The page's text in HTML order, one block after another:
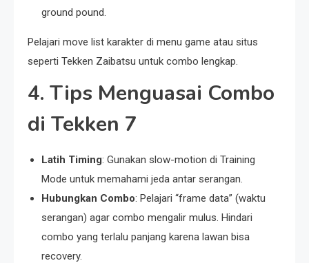
ground pound.
Pelajari move list karakter di menu game atau situs
seperti Tekken Zaibatsu untuk combo lengkap.
4. Tips Menguasai Combo
di Tekken 7
Latih Timing: Gunakan slow-motion di Training
Mode untuk memahami jeda antar serangan.
Hubungkan Combo: Pelajari “frame data” (waktu
serangan) agar combo mengalir mulus. Hindari
combo yang terlalu panjang karena lawan bisa
recovery.